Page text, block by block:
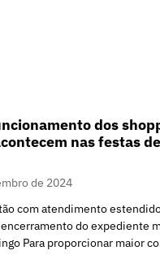
dos
nas festas
de 2024
com atendimento
do expediente
Para proporcionar maior